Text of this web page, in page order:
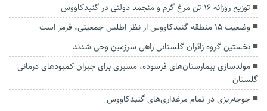
توزیع روزانه ۱۶ تن مرغ گرم و منجمد دولتی در گنبدکاووس
وضعیت ۱۵ منطقه گنبدکاووس از نظر اطلس جمعیتی، قرمز است
نخستین گروه زائران گلستانی راهی سرزمین وحی شدند
مولدسازی بیمارستان‌های فرسوده، مسیری برای جبران کمبودهای درمانی
گلستان
جوجه‌ریزی در تمام مرغداری‌های گنبدکاووس